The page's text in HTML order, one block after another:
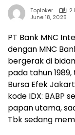
Toploker
2
June 18, 2025
PT Bank MNC
dengan MNC
bergerak di
pada tahun
Bursa Efek
kode IDX: BABP
papan utama,
Tbk sedang